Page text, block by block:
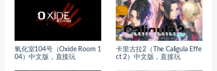
氧化室104号（Oxide Room 1
04）中文版，直接玩
卡里古拉2（The Caligula Effe
ct 2）中文版，直接玩